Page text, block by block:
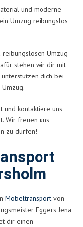
und moderne
Umzug reibungslos
Umzug
stehen wir dir mit
dich bei
und kontaktiere uns
Wir freuen uns
zu dürfen!
Möbeltransport von
Eggers Jena
dir einen